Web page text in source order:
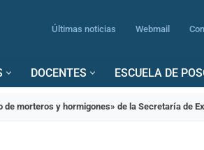
Últimas noticias Webmail
DOCENTES ESCUELA DE
morteros y hormigones» de la Secretaría de